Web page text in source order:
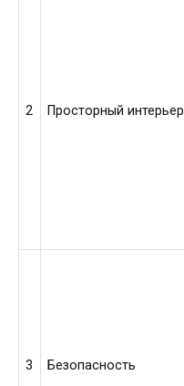
2 Просторный интерьер
3 Безопасность